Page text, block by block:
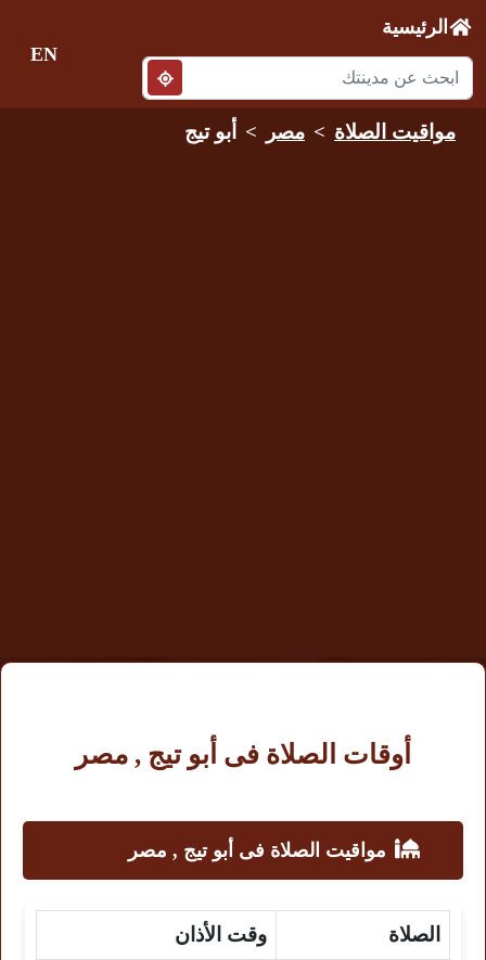
الرئيسية
EN
مواقيت الصلاة مصر أبو تيج
أوقات الصلاة فى أبو تيج , مصر
مواقيت الصلاة فى أبو تيج , مصر
الصلاة وقت الأذان